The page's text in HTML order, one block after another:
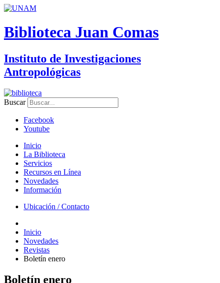
Biblioteca Juan Comas
Instituto de Investigaciones
Antropológicas
Buscar
Facebook
Youtube
Inicio
La Biblioteca
Servicios
Recursos en Línea
Novedades
Información
Ubicación / Contacto
Inicio
Novedades
Revistas
Boletín enero
Boletín enero